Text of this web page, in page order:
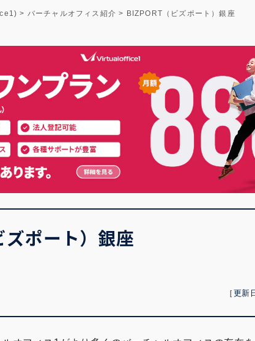
> バーチャルオフィス紹介 > BIZPORT（ビズポート）銀座
ポート）銀座
［更